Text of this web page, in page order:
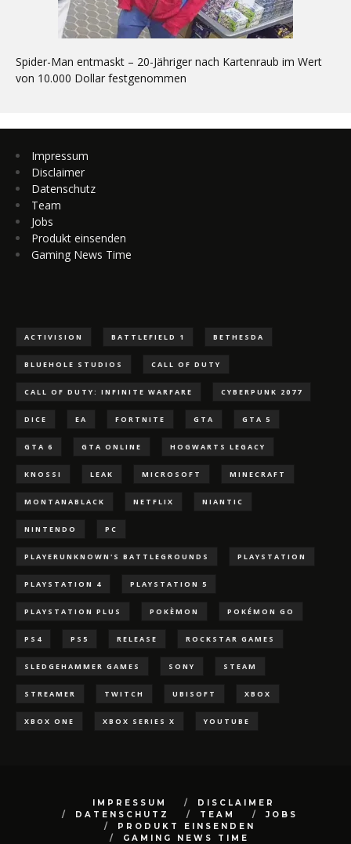
Spider-Man entmaskt – 20-Jähriger nach Kartenraub im Wert
von 10.000 Dollar festgenommen
Impressum
Disclaimer
Datenschutz
Team
Jobs
Produkt einsenden
Gaming News Time
ACTIVISION BATTLEFIELD 1 BETHESDA
BLUEHOLE STUDIOS CALL OF DUTY
CALL OF DUTY: INFINITE WARFARE CYBERPUNK 2077
DICE EA FORTNITE GTA GTA 5
GTA 6 GTA ONLINE HOGWARTS LEGACY
KNOSSI LEAK MICROSOFT MINECRAFT
MONTANABLACK NETFLIX NIANTIC
NINTENDO PC
PLAYERUNKNOWN'S BATTLEGROUNDS PLAYSTATION
PLAYSTATION 4 PLAYSTATION 5
PLAYSTATION PLUS POKÈMON POKÉMON GO
PS4 PS5 RELEASE ROCKSTAR GAMES
SLEDGEHAMMER GAMES SONY STEAM
STREAMER TWITCH UBISOFT XBOX
XBOX ONE XBOX SERIES X YOUTUBE
IMPRESSUM
DISCLAIMER
DATENSCHUTZ
TEAM
JOBS
PRODUKT EINSENDEN
GAMING NEWS TIME